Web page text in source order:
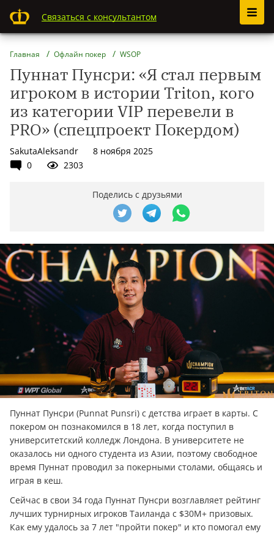
Связаться с консультантом
Главная Офлайн покер WSOP
Пуннат Пунсри: «Я стал первым
игроком в истории Triton, кого
из категории VIP перевели в
PRO» (спецпроект Покердом)
SakutaAleksandr
8 ноября 2025
0
2303
Поделись с друзьями
Пуннат Пунсри (Punnat Punsri) с детства играет в карты. С
покером он познакомился в 18 лет, когда поступил в
университетский колледж Лондона. В университете не
оказалось ни одного студента из Азии, поэтому свободное
время Пуннат проводил за покерными столами, общаясь и
играя в кеш.
Сейчас в свои 34 года Пуннат Пунсри возглавляет рейтинг
лучших турнирных игроков Таиланда с $30M+ призовых.
Как ему удалось за 7 лет "пройти покер" и кто помогал ему